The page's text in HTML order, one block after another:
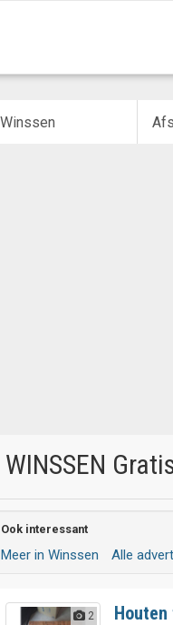
WINSSEN
Ook interessant
Meer in Winssen Alle
2